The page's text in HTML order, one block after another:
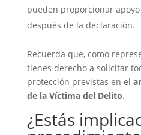
pueden proporcionar
después de la declaración.
Recuerda que, como
tienes derecho a solicitar
protección previstas en el
de la Víctima del Delito.
¿Estás